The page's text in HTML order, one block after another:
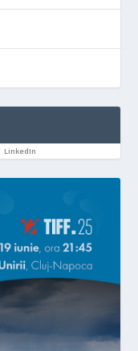
LinkedIn